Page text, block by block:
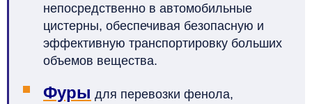
непосредственно в автомобильные
цистерны, обеспечивая безопасную и
эффективную транспортировку больших
объемов вещества.
Фуры для перевозки фенола,